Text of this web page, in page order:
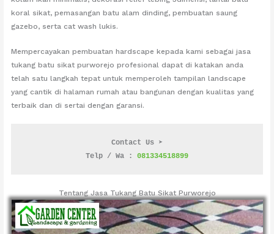
koral sikat, pemasangan batu alam dinding, pembuatan saung
gazebo, serta cat wash lukis.
Mempercayakan pembuatan hardscape kepada kami sebagai jasa
tukang batu sikat purworejo profesional dapat di katakan anda
telah satu langkah tepat untuk memperoleh tampilan landscape
yang cantik di halaman rumah atau bangunan dengan kualitas yang
terbaik dan di sertai dengan garansi.
Contact Us ➤
Telp / Wa : 081334518899
Tentang Jasa Tukang Batu Sikat Purworejo